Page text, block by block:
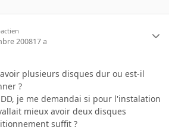
200817 a
plusieurs disques dur ou est-il
?
je me demandai si pour l'instalation
mieux avoir deux disques
suffit ?